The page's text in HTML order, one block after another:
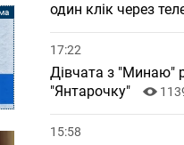
один клік через
17:22
Дівчата з "Минаю"
"Янтарочку"
15:58